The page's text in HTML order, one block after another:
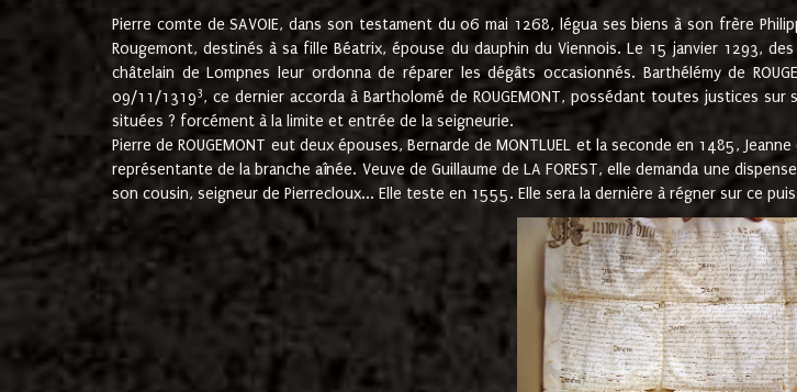
Pierre comte de SAVOIE, dans son testament du 06 mai 1268, légua ses biens à son frère
Rougemont, destinés à sa fille Béatrix, épouse du dauphin du Viennois. Le 15 janvier 1293,
châtelain de Lompnes leur ordonna de réparer les dégâts occasionnés. Barthélémy de
09/11/13193, ce dernier accorda à Bartholomé de ROUGEMONT, possédant toutes justices
situées ? forcément à la limite et entrée de la seigneurie.
Pierre de ROUGEMONT eut deux épouses, Bernarde de MONTLUEL et la seconde en 1485,
représentante de la branche aînée. Veuve de Guillaume de LA FOREST, elle demanda une
son cousin, seigneur de Pierrecloux... Elle teste en 1555. Elle sera la dernière à régner sur ce